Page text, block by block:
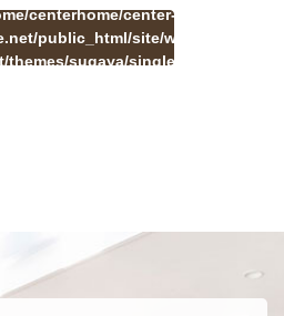
centerhome/center-
public_html/site/wp-
themes/sugaya/single.php